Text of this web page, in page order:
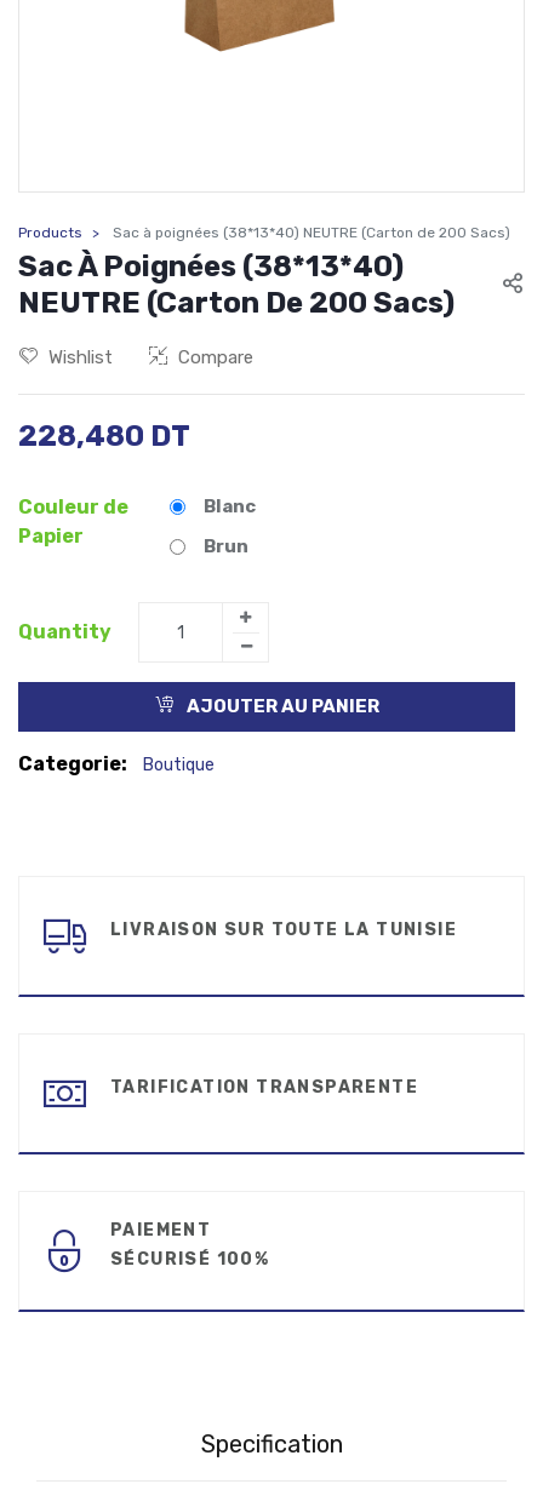
Products Sac à poignées (38*13*40) NEUTRE (Carton de 200 Sacs)
Sac À Poignées (38*13*40)
NEUTRE (Carton De 200 Sacs)
Wishlist Compare
228,480 DT
Couleur de
Papier
Blanc
Brun
Quantity
AJOUTER AU PANIER
Categorie: Boutique
LIVRAISON SUR TOUTE LA TUNISIE
TARIFICATION TRANSPARENTE
PAIEMENT
SÉCURISÉ 100%
Specification